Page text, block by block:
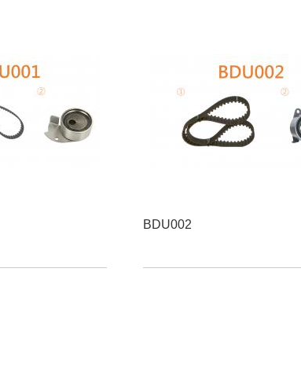
BDU002